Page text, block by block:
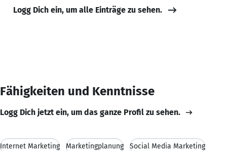
Logg Dich ein, um alle Einträge zu sehen.
Fähigkeiten und Kenntnisse
Logg Dich jetzt ein, um das ganze Profil zu sehen.
Internet Marketing Marketingplanung Social Media Marketing